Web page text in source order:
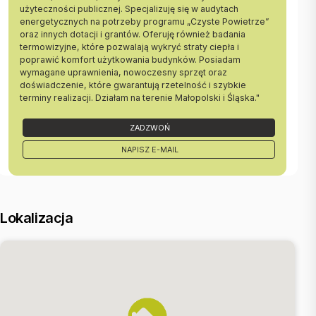
Czynsz 621 zł / 1 os. (zaw.m.in. opłatę za zimną i ciepłą wodę, CO,
administrację, f.remontowy, garaż, kom.lok)
W cenie mieszkania wliczone są meble widoczne na zdjęciach
dzięki czemu mieszkanie od razu nadaje się do wprowadzki przez
nowego właściciela!
Cena: 685 tys zł + 40 tys zł m.parkingowe + 10 tys zł kom.lok.
Zadzwoń i już dziś umów się na prezentacje mieszkania!
Zapraszam do kontaktu:
Prezentacja nieruchomości po podpisaniu umowy pośrednictwa
jest bezpłatna.
użyteczności publicznej. Specjalizuję się w audytach
energetycznych na potrzeby programu „Czyste Powietrze”
oraz innych dotacji i grantów. Oferuję również badania
termowizyjne, które pozwalają wykryć straty ciepła i
poprawić komfort użytkowania budynków. Posiadam
wymagane uprawnienia, nowoczesny sprzęt oraz
doświadczenie, które gwarantują rzetelność i szybkie
terminy realizacji. Działam na terenie Małopolski i Śląska."
ZADZWOŃ
NAPISZ E-MAIL
Lokalizacja